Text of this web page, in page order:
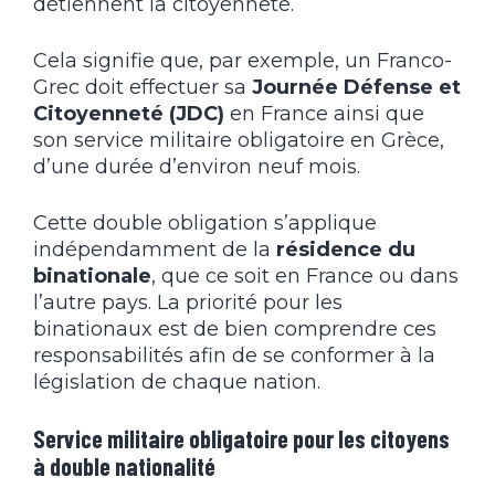
Cela signifie que, par exemple, un Franco-
Grec doit effectuer sa Journée Défense et
Citoyenneté (JDC) en France ainsi que
son service militaire obligatoire en Grèce,
d’une durée d’environ neuf mois.
Cette double obligation s’applique
indépendamment de la résidence du
binationale, que ce soit en France ou dans
l’autre pays. La priorité pour les
binationaux est de bien comprendre ces
responsabilités afin de se conformer à la
législation de chaque nation.
Service militaire obligatoire pour les citoyens
à double nationalité